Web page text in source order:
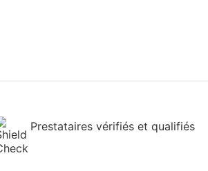
Prestataires vérifiés et qualifiés